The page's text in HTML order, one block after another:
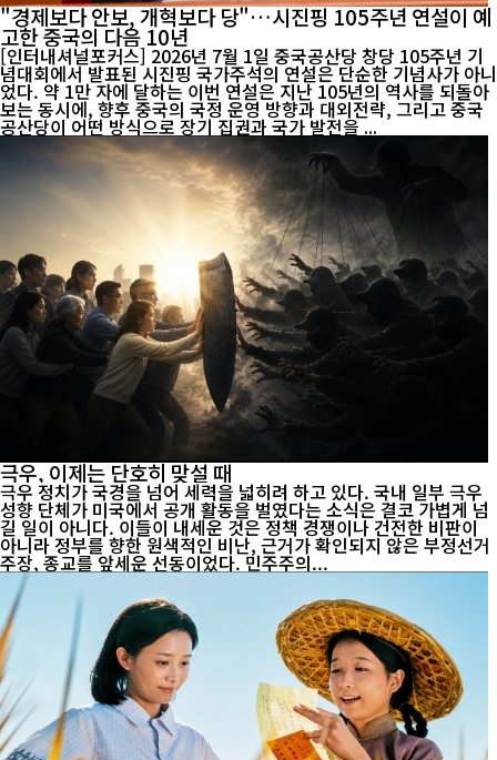
"경제보다 안보, 개혁보다 당"…시진핑 105주년 연설이 예
고한 중국의 다음 10년
[인터내셔널포커스] 2026년 7월 1일 중국공산당 창당 105주년 기
념대회에서 발표된 시진핑 국가주석의 연설은 단순한 기념사가 아니
었다. 약 1만 자에 달하는 이번 연설은 지난 105년의 역사를 되돌아
보는 동시에, 향후 중국의 국정 운영 방향과 대외전략, 그리고 중국
공산당이 어떤 방식으로 장기 집권과 국가 발전을 ...
극우, 이제는 단호히 맞설 때
극우 정치가 국경을 넘어 세력을 넓히려 하고 있다. 국내 일부 극우
성향 단체가 미국에서 공개 활동을 벌였다는 소식은 결코 가볍게 넘
길 일이 아니다. 이들이 내세운 것은 정책 경쟁이나 건전한 비판이
아니라 정부를 향한 원색적인 비난, 근거가 확인되지 않은 부정선거
주장, 종교를 앞세운 선동이었다. 민주주의...